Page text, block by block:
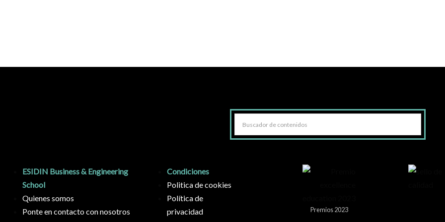
ESIDIN Business & Engineering
School
Quienes somos
Ponte en contacto con nosotros
Condiciones
Politica de cookies
Política de
privacidad
Premios 2023